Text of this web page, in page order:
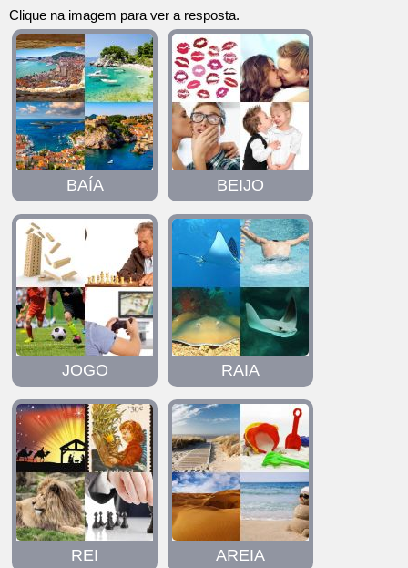
todas
as
letras:
Clique na imagem para ver a resposta.
BAÍA BEIJO
JOGO RAIA
REI AREIA